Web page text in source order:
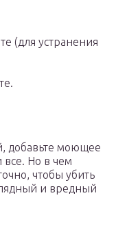
(для устранения
добавьте моющее
все. Но в чем
чтобы убить
и вредный